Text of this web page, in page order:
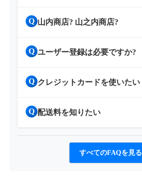
Q 山内商店? 山之内商店?
Q ユーザー登録は必要ですか?
Q クレジットカードを使いたい
Q 配送料を知りたい
すべてのFAQを見る